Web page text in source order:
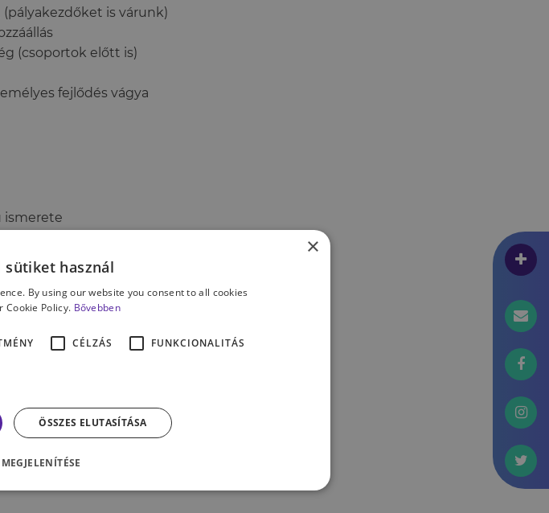
is várunk)
(csoportok előtt is)
fejlődés vágya
ismerete
más teendőd. A szóbeli felvételik lezajlása után
×
sütiket használ
By using our website you consent to all cookies
Cookie Policy. Bővebben
CÉLZÁS FUNKCIONALITÁS
ÖSSZES ELUTASÍTÁSA